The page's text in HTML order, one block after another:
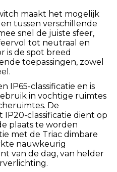
maakt het mogelijk
tussen verschillende
snel de juiste sfeer,
tot neutraal en
is de spot breed
toepassingen, zowel
IP65-classificatie en is
in vochtige ruimtes
De
classificatie dient op
plaats te worden
met de Triac dimbare
nauwkeurig
van de dag, van helder